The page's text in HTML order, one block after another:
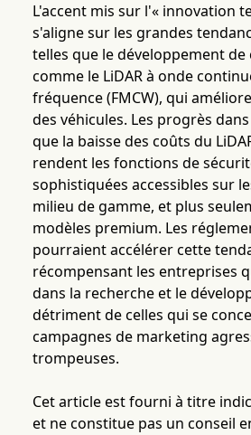
L'accent mis sur l'« innovation
s'aligne sur les grandes
telles que le développement de
comme le LiDAR à onde
fréquence (FMCW), qui
des véhicules. Les progrès
que la baisse des coûts du
rendent les fonctions de
sophistiquées accessibles sur
milieu de gamme, et plus
modèles premium. Les
pourraient accélérer cette
récompensant les entreprises
dans la recherche et le
détriment de celles qui se
campagnes de marketing
trompeuses.
Cet article est fourni à titre
et ne constitue pas un conseil